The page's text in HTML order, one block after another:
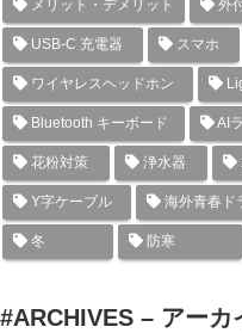
メリット・デメリット 外
USB-C 充電器 スマホ
ワイヤレスヘッドホン
Bluetooth キーボード AI
花粉対策 浄水器
Y字ケーブル 海外青春ド
冬 防寒
#ARCHIVES – アーカ